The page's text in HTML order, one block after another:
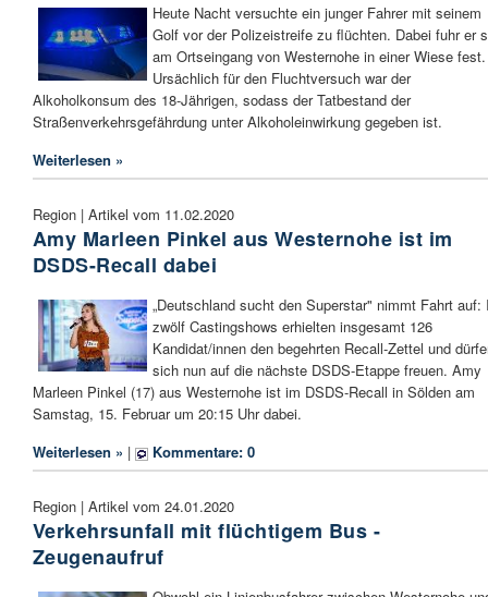
Heute Nacht versuchte ein junger Fahrer mit seinem
Golf vor der Polizeistreife zu flüchten. Dabei fuhr er
am Ortseingang von Westernohe in einer Wiese fest.
Ursächlich für den Fluchtversuch war der
Alkoholkonsum des 18-Jährigen, sodass der Tatbestand der
Straßenverkehrsgefährdung unter Alkoholeinwirkung gegeben ist.
Weiterlesen »
Region | Artikel vom 11.02.2020
Amy Marleen Pinkel aus Westernohe ist im
DSDS-Recall dabei
„Deutschland sucht den Superstar" nimmt Fahrt auf:
zwölf Castingshows erhielten insgesamt 126
Kandidat/innen den begehrten Recall-Zettel und
sich nun auf die nächste DSDS-Etappe freuen. Amy
Marleen Pinkel (17) aus Westernohe ist im DSDS-Recall in Sölden am
Samstag, 15. Februar um 20:15 Uhr dabei.
Weiterlesen » | Kommentare: 0
Region | Artikel vom 24.01.2020
Verkehrsunfall mit flüchtigem Bus -
Zeugenaufruf